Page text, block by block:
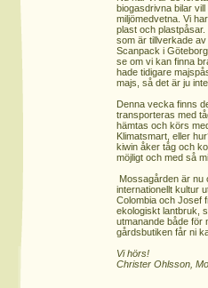
biogasdrivna bilar
miljömedvetna. Vi
plast och
som är tillverkade
Scanpack i
se om vi kan finna
hade tidigare
majs, så det är ju
Denna vecka finns
transporteras med
hämtas och körs
Klimatsmart, eller
kiwin åker tåg och
möjligt och med så
Mossagården är nu
internationellt kultur
Colombia och Josef
ekologiskt lantbruk,
utmanande både för
gårdsbutiken får ni
Vi hörs!
Christer Ohlsson,